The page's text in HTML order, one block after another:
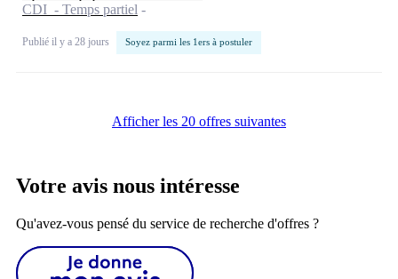
CDI - Temps partiel
Publié il y a 28 jours Soyez parmi les 1ers à postuler
Afficher les 20 offres suivantes
Votre avis nous intéresse
Qu'avez-vous pensé du service de recherche d'offres ?